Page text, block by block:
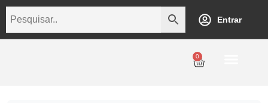
Entrar
0